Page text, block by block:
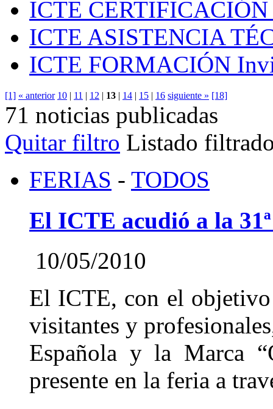
ICTE CERTIFICACIÓN
ICTE ASISTENCIA
ICTE FORMACIÓN
[1] « anterior 10 | 11 | 12 | 13 | 14 | 15 | 16 siguiente » [18]
71 noticias publicadas
Quitar filtro Listado
FERIAS - TODOS
El ICTE acudió a la
10/05/2010
El ICTE, con el
visitantes y
Española y la Marca
presente en la feria a